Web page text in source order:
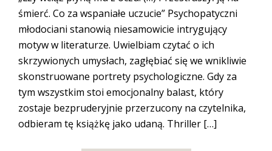
śmierć. Co za wspaniałe uczucie” Psychopatyczni
młodociani stanowią niesamowicie intrygujący
motyw w literaturze. Uwielbiam czytać o ich
skrzywionych umysłach, zagłębiać się we wnikliwie
skonstruowane portrety psychologiczne. Gdy za
tym wszystkim stoi emocjonalny balast, który
zostaje bezpruderyjnie przerzucony na czytelnika,
odbieram tę książkę jako udaną. Thriller […]